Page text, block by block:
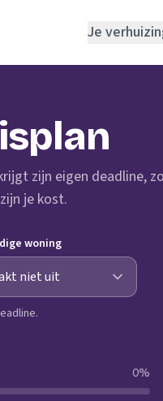
Je
Klusjesman
zijn eigen deadline,
je kost.
woning
0%